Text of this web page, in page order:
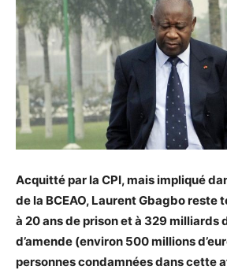
Acquitté par la CPI, mais impliqué
de la BCEAO, Laurent Gbagbo reste
à 20 ans de prison et à 329 milliards
d’amende (environ 500 millions
personnes condamnées dans cette